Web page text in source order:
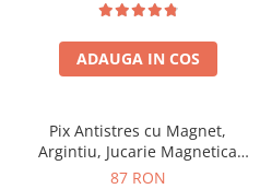
ADAUGA IN COS
Pix Antistres cu Magnet,
Argintiu, Jucarie Magnetica
pentru Birou
87 RON